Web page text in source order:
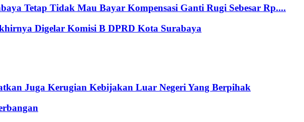
Tetap Tidak Mau Bayar Kompensasi Ganti Rugi Sebesar Rp....
Digelar Komisi B DPRD Kota Surabaya
Juga Kerugian Kebijakan Luar Negeri Yang Berpihak